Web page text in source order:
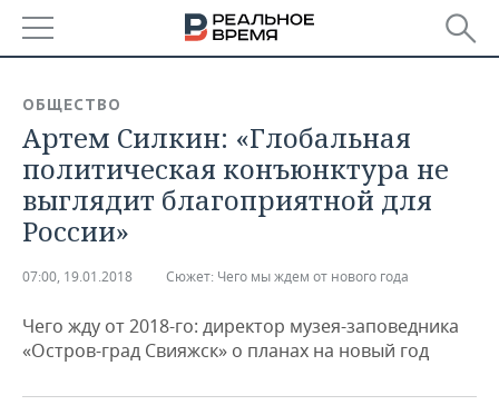
БАШКОРТОСТАН
ТАТАРСТАН
УДМУРТИЯ
НОВОСТИ
АНАЛИТИКА
НОВОСТИ АНАЛИТИКИ
ДЕКЛАРАЦИИ О ДОХОДАХ
КОРОЛИ ГОСЗАКАЗА ПФО
ЭКОНОМИКА
НОВОСТИ ЭКОНОМИКИ
ФИНАНСЫ
ПРОМЫШЛЕННОСТЬ
НОВОСТИ
ПРОМЫШЛЕННОСТИ
АГРОПРОМ
НЕДВИЖИМОСТЬ
ОБЩЕСТВО
Артем Силкин: «Глобальная
политическая конъюнктура не
выглядит благоприятной для
России»
07:00, 19.01.2018 Сюжет: Чего мы ждем от нового года
Чего жду от 2018-го: директор музея-заповедника
«Остров-град Свияжск» о планах на новый год